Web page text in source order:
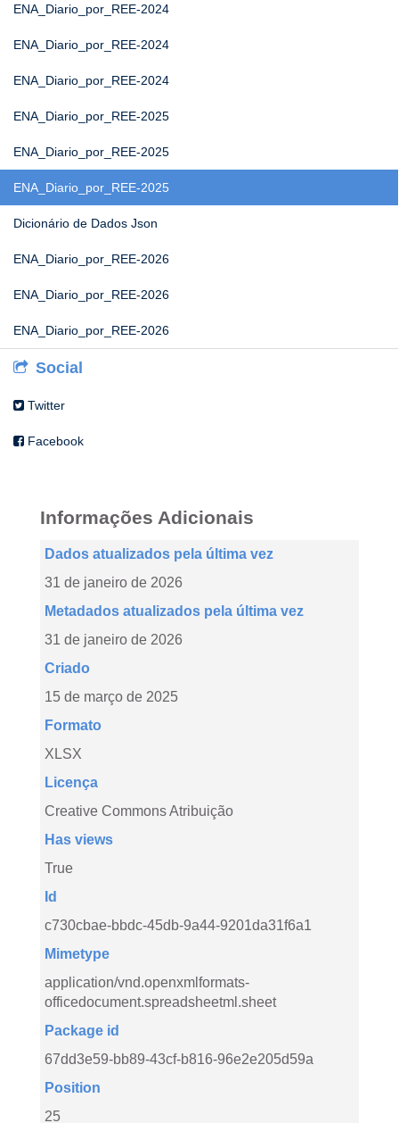
ENA_Diario_por_REE-2024
ENA_Diario_por_REE-2024
ENA_Diario_por_REE-2024
ENA_Diario_por_REE-2025
ENA_Diario_por_REE-2025
ENA_Diario_por_REE-2025
Dicionário de Dados Json
ENA_Diario_por_REE-2026
ENA_Diario_por_REE-2026
ENA_Diario_por_REE-2026
Social
Twitter
Facebook
Informações Adicionais
Dados atualizados pela última vez
31 de janeiro de 2026
Metadados atualizados pela última vez
31 de janeiro de 2026
Criado
15 de março de 2025
Formato
XLSX
Licença
Creative Commons Atribuição
Has views
True
Id
c730cbae-bbdc-45db-9a44-9201da31f6a1
Mimetype
application/vnd.openxmlformats-
officedocument.spreadsheetml.sheet
Package id
67dd3e59-bb89-43cf-b816-96e2e205d59a
Position
25